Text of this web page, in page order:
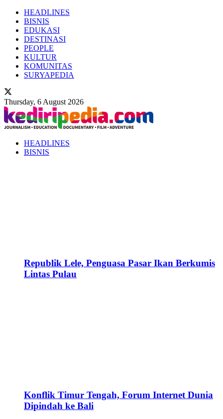
HEADLINES
BISNIS
EDUKASI
DESTINASI
PEOPLE
KULTUR
KOMUNITAS
SURYAPEDIA
Thursday, 6 August 2026
HEADLINES
BISNIS
Republik Lele, Penguasa Pasar Ikan Berkumis
Lintas Pulau
Konflik Timur Tengah, Forum Internet Dunia
Dipindah ke Bali